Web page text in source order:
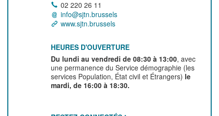
02 220 26 11
info@sjtn.brussels
www.sjtn.brussels
HEURES D'OUVERTURE
Du lundi au vendredi de 08:30 à 13:00, avec
une permanence du Service démographie (les
services Population, État civil et Étrangers) le
mardi, de 16:00 à 18:30.